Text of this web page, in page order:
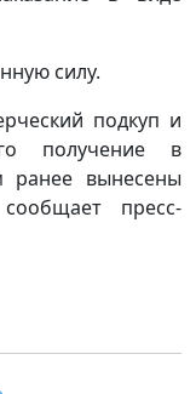
силу.
подкуп и
получение в
ранее вынесены
пресс-